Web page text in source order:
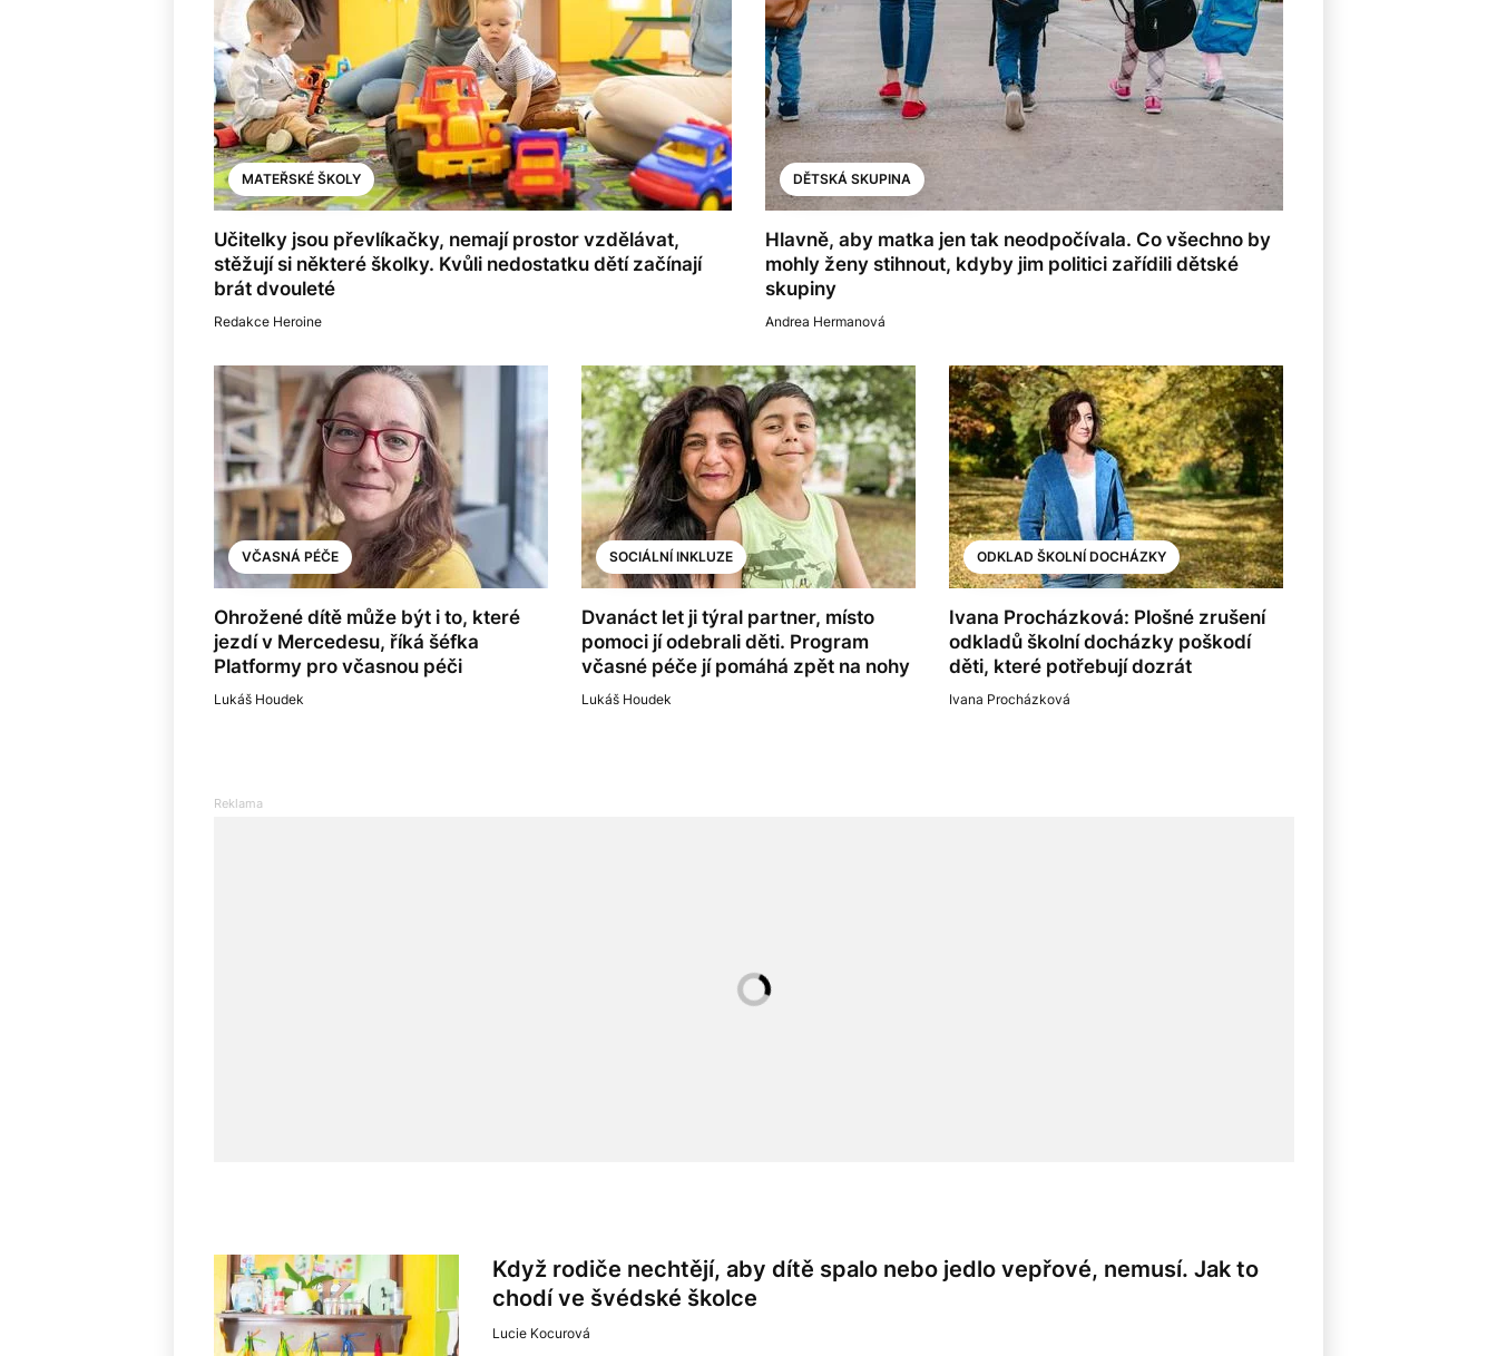
MATEŘSKÉ ŠKOLY
Učitelky jsou převlíkačky, nemají prostor vzdělávat,
stěžují si některé školky. Kvůli nedostatku dětí začínají
brát dvouleté
Redakce Heroine
DĚTSKÁ SKUPINA
Hlavně, aby matka jen tak neodpočívala. Co všechno by
mohly ženy stihnout, kdyby jim politici zařídili dětské
skupiny
Andrea Hermanová
VČASNÁ PÉČE
Ohrožené dítě může být i to, které
jezdí v Mercedesu, říká šéfka
Platformy pro včasnou péči
Lukáš Houdek
SOCIÁLNÍ INKLUZE
Dvanáct let ji týral partner, místo
pomoci jí odebrali děti. Program
včasné péče jí pomáhá zpět na nohy
Lukáš Houdek
ODKLAD ŠKOLNÍ DOCHÁZKY
Ivana Procházková: Plošné zrušení
odkladů školní docházky poškodí
děti, které potřebují dozrát
Ivana Procházková
Když rodiče nechtějí, aby dítě spalo nebo jedlo vepřové, nemusí. Jak to
chodí ve švédské školce
Lucie Kocurová